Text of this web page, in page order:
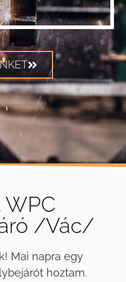
/Vác/
Mai napra egy
hoztam.